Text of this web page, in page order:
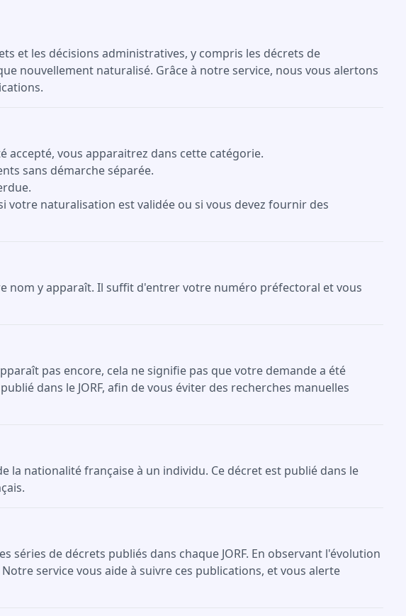
et les décisions administratives, y compris les décrets de
nouvellement naturalisé. Grâce à notre service, nous vous alertons
accepté, vous apparaitrez dans cette catégorie.
sans démarche séparée.
naturalisation est validée ou si vous devez fournir des
nom y apparaît. Il suffit d'entrer votre numéro préfectoral et vous
pas encore, cela ne signifie pas que votre demande a été
dans le JORF, afin de vous éviter des recherches manuelles
nationalité française à un individu. Ce décret est publié dans le
de décrets publiés dans chaque JORF. En observant l'évolution
service vous aide à suivre ces publications, et vous alerte